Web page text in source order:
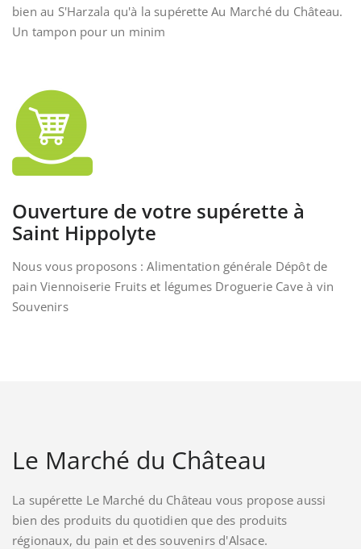
bien au S'Harzala qu'à la supérette Au Marché du Château.
Un tampon pour un minim
Ouverture de votre supérette à
Saint Hippolyte
Nous vous proposons : Alimentation générale Dépôt de
pain Viennoiserie Fruits et légumes Droguerie Cave à vin
Souvenirs
Le Marché du Château
La supérette Le Marché du Château vous propose aussi
bien des produits du quotidien que des produits
régionaux, du pain et des souvenirs d'Alsace.